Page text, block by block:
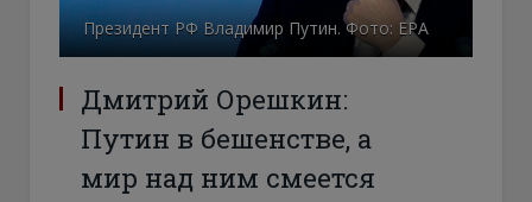
Президент РФ Владимир Путин. Фото: ЕРА
Дмитрий Орешкин:
Путин в бешенстве, а
мир над ним смеется